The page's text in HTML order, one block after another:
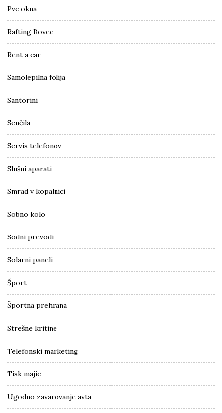
Pvc okna
Rafting Bovec
Rent a car
Samolepilna folija
Santorini
Senčila
Servis telefonov
Slušni aparati
Smrad v kopalnici
Sobno kolo
Sodni prevodi
Solarni paneli
Šport
Športna prehrana
Strešne kritine
Telefonski marketing
Tisk majic
Ugodno zavarovanje avta